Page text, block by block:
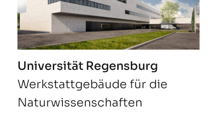
Universität Regensburg
Werkstattgebäude für die
Naturwissenschaften